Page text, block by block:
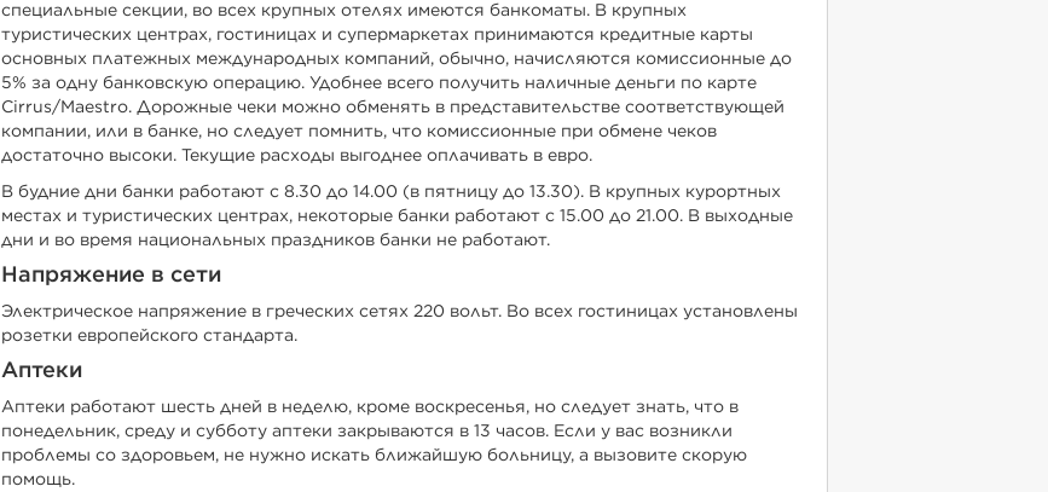
специальные секции, во всех крупных отелях имеются банкоматы. В крупных
туристических центрах, гостиницах и супермаркетах принимаются кредитные карты
основных платежных международных компаний, обычно, начисляются комиссионные до
5% за одну банковскую операцию. Удобнее всего получить наличные деньги по карте
Cirrus/Maestro. Дорожные чеки можно обменять в представительстве соответствующей
компании, или в банке, но следует помнить, что комиссионные при обмене чеков
достаточно высоки. Текущие расходы выгоднее оплачивать в евро.
В будние дни банки работают с 8.30 до 14.00 (в пятницу до 13.30). В крупных курортных
местах и туристических центрах, некоторые банки работают с 15.00 до 21.00. В выходные
дни и во время национальных праздников банки не работают.
Напряжение в сети
Электрическое напряжение в греческих сетях 220 вольт. Во всех гостиницах установлены
розетки европейского стандарта.
Аптеки
Аптеки работают шесть дней в неделю, кроме воскресенья, но следует знать, что в
понедельник, среду и субботу аптеки закрываются в 13 часов. Если у вас возникли
проблемы со здоровьем, не нужно искать ближайшую больницу, а вызовите скорую
помощь.